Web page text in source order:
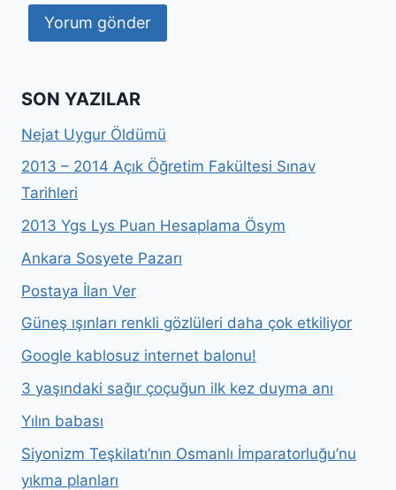
SON YAZILAR
Nejat Uygur Öldümü
2013 – 2014 Açık Öğretim Fakültesi Sınav
Tarihleri
2013 Ygs Lys Puan Hesaplama Ösym
Ankara Sosyete Pazarı
Postaya İlan Ver
Güneş ışınları renkli gözlüleri daha çok etkiliyor
Google kablosuz internet balonu!
3 yaşındaki sağır çoçuğun ilk kez duyma anı
Yılın babası
Siyonizm Teşkilatı’nın Osmanlı İmparatorluğu’nu
yıkma planları